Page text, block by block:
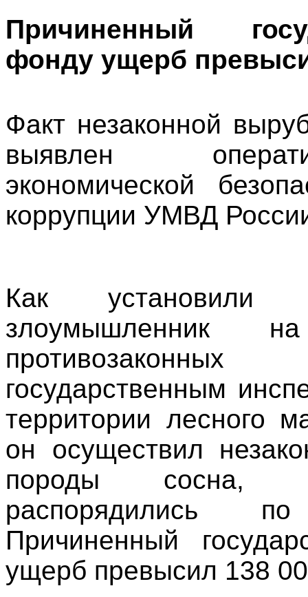
Причиненный
фонду ущерб
Факт незаконной
выявлен
экономической
коррупции УМВД
Как установили
злоумышленник
государственным
территории лесного
он осуществил
породы сосна,
распорядились
Причиненный
ущерб превысил 138